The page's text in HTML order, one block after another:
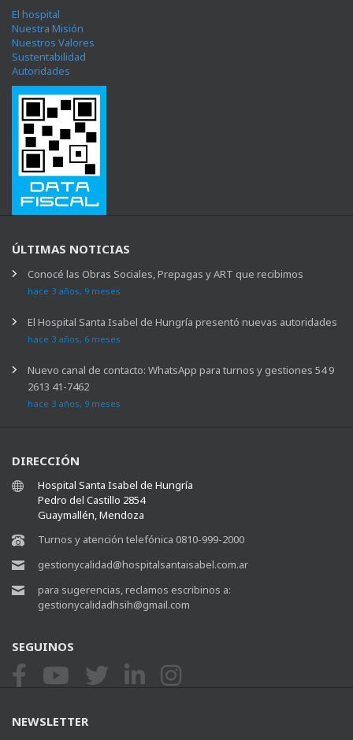
El hospital
Nuestra Misión
Nuestros Valores
Sustentabilidad
Autoridades
ÚLTIMAS NOTICIAS
Conocé las Obras Sociales, Prepagas y ART que recibimos
hace 3 años, 9 meses
El Hospital Santa Isabel de Hungría presentó nuevas autoridades
hace 3 años, 6 meses
Nuevo canal de contacto: WhatsApp para turnos y gestiones 54 9
2613 41-7462
hace 3 años, 9 meses
DIRECCIÓN
Hospital Santa Isabel de Hungría
Pedro del Castillo 2854
Guaymallén, Mendoza
Turnos y atención telefónica 0810-999-2000
gestionycalidad@hospitalsantaisabel.com.ar
para sugerencias, reclamos escribinos a:
gestionycalidadhsih@gmail.com
SEGUINOS
NEWSLETTER